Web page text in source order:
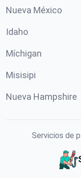
Nueva México
Idaho
Míchigan
Misisipi
Nueva Hampshire
Servicios de